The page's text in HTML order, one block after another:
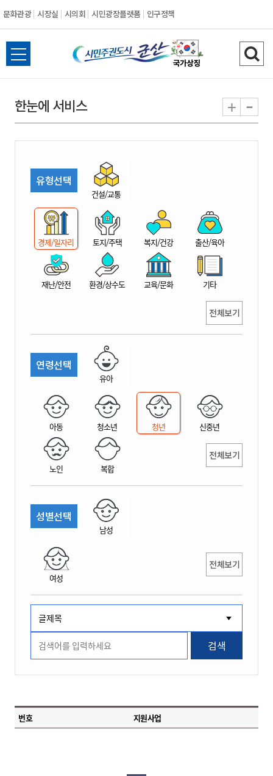
문화관광 시장실 시의회 시민광장플랫폼 인구정책
시
민
권
시
산
전
체
뉴
열
검
색
기
한눈에 서비스 + -
유형선택
건설/교통
경제/일자리 토지/주택 복지/건강 출산/육아
재난/안전 환경/상수도 교육/문화 기타
전체보기
연령선택
유아
아동 청소년 청년 신중년
노인 복합
전체보기
성별선택
남성
여성
전체보기
검색
번호 지원사업